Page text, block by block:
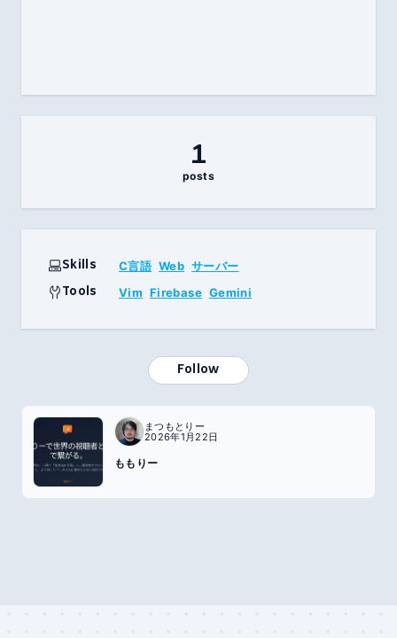
1
posts
Skills C言語 Web サーバー
Tools Vim Firebase Gemini
Follow
まつもとりー
2026年1月22日
ももりー